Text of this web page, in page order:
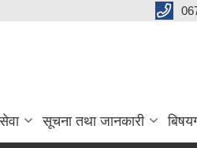
सूचना तथा जानकारी